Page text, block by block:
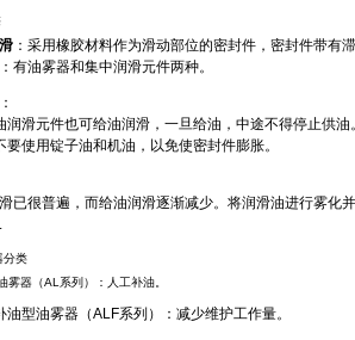
：采用橡胶材料作为滑动部位的密封件，密封件带有
有油雾器和集中润滑元件两种。
润滑元件也可给油润滑，一旦给油，中途不得停止供油。
要使用锭子油和机油，以免使密封件膨胀。
已很普遍，而给油润滑逐渐减少。将润滑油进行雾化
分类
雾器（AL系列）：人工补油。
油型油雾器（ALF系列）：减少维护工作量。